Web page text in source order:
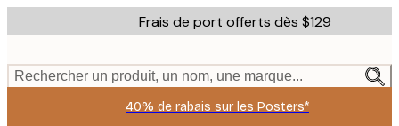
to
content.
Frais de port offerts dès $129
Rechercher un produit, un nom, une marque...
40% de rabais sur les Posters*